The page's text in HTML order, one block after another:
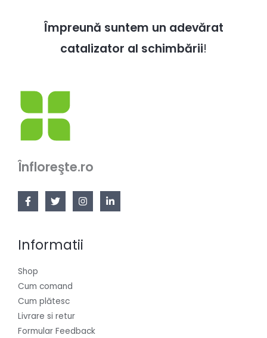
Împreună suntem un adevărat
catalizator al schimbării!
Înfloreşte.ro
Informatii
Shop
Cum comand
Cum plătesc
Livrare si retur
Formular Feedback